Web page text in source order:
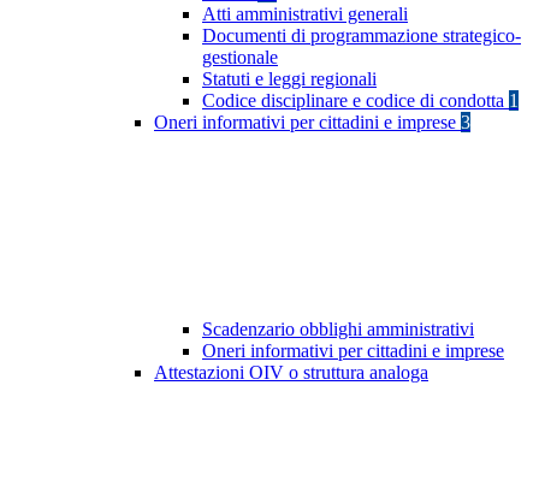
Atti amministrativi generali
Documenti di programmazione strategico-
gestionale
Statuti e leggi regionali
Codice disciplinare e codice di condotta 1
Oneri informativi per cittadini e imprese 3
Scadenzario obblighi amministrativi
Oneri informativi per cittadini e imprese
Attestazioni OIV o struttura analoga